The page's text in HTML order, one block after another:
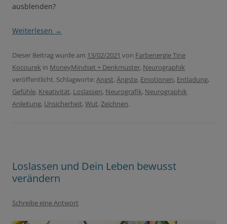
ausblenden?
Weiterlesen →
Dieser Beitrag wurde am 13/02/2021 von Farbenergie Tine
Kocourek in MoneyMindset + Denkmuster, Neurographik
veröffentlicht. Schlagworte: Angst, Ängste, Emotionen, Entladung,
Gefühle, Kreativität, Loslassen, Neurografik, Neurographik
Anleitung, Unsicherheit, Wut, Zeichnen.
Loslassen und Dein Leben bewusst
verändern
Schreibe eine Antwort